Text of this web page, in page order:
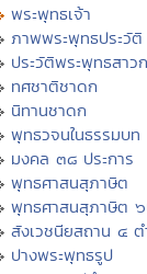
พระพุทธเจ้า
ภาพพระพุทธประวัติ
ประวัติพระพุทธสาวก
ทศชาติชาดก
นิทานชาดก
พุทธวจนในธรรมบท
มงคล ๓๘ ประการ
พุทธศาสนสุภาษิต
พุทธศาสนสุภาษิต
สังเวชนียสถาน ๔
ปางพระพุทธรูป